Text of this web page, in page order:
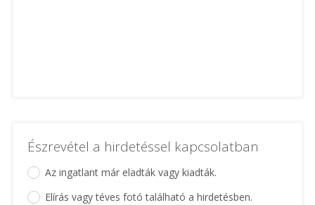
Észrevétel a hirdetéssel kapcsolatban
Az ingatlant már eladták vagy kiadták.
Elírás vagy téves fotó található a hirdetésben.